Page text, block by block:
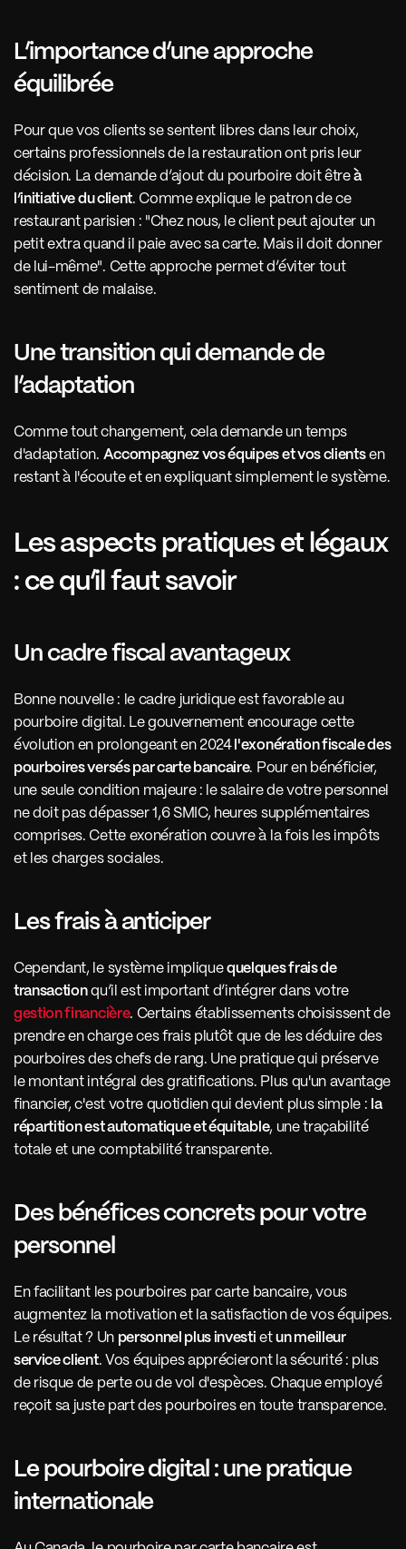
L’importance d’une approche
équilibrée
Pour que vos clients se sentent libres dans leur choix,
certains professionnels de la restauration ont pris leur
décision. La demande d’ajout du pourboire doit être à
l’initiative du client. Comme explique le patron de ce
restaurant parisien : "Chez nous, le client peut ajouter un
petit extra quand il paie avec sa carte. Mais il doit donner
de lui-même". Cette approche permet d’éviter tout
sentiment de malaise.
Une transition qui demande de
l’adaptation
Comme tout changement, cela demande un temps
d'adaptation. Accompagnez vos équipes et vos clients en
restant à l'écoute et en expliquant simplement le système.
Les aspects pratiques et légaux
: ce qu’il faut savoir
Un cadre fiscal avantageux
Bonne nouvelle : le cadre juridique est favorable au
pourboire digital. Le gouvernement encourage cette
évolution en prolongeant en 2024 l'exonération fiscale des
pourboires versés par carte bancaire. Pour en bénéficier,
une seule condition majeure : le salaire de votre personnel
ne doit pas dépasser 1,6 SMIC, heures supplémentaires
comprises. Cette exonération couvre à la fois les impôts
et les charges sociales.
Les frais à anticiper
Cependant, le système implique quelques frais de
transaction
gestion financière. Certains établissements choisissent de
prendre en charge ces frais plutôt que de les déduire des
pourboires des chefs de rang. Une pratique qui préserve
le montant intégral des gratifications. Plus qu'un avantage
financier, c'est votre quotidien qui devient plus simple : la
répartition est automatique et équitable, une traçabilité
totale et une comptabilité transparente.
Des bénéfices concrets pour votre
personnel
En facilitant les pourboires par carte bancaire, vous
augmentez la motivation et la satisfaction de vos équipes.
Le résultat ? Un personnel plus investi et un meilleur
service client. Vos équipes apprécieront la sécurité : plus
de risque de perte ou de vol d'espèces. Chaque employé
reçoit sa juste part des pourboires en toute transparence.
Le pourboire digital : une pratique
internationale